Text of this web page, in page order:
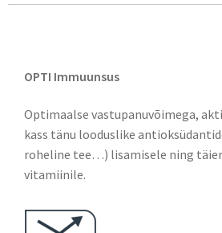
OPTI Immuunsus
Optimaalse vastupanuvõimega,
kass tänu looduslike
roheline tee…) lisamisele ning
vitamiinile.